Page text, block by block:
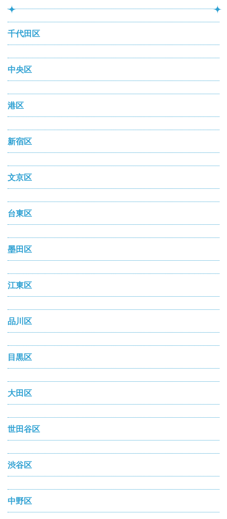
千代田区
中央区
港区
新宿区
文京区
台東区
墨田区
江東区
品川区
目黒区
大田区
世田谷区
渋谷区
中野区